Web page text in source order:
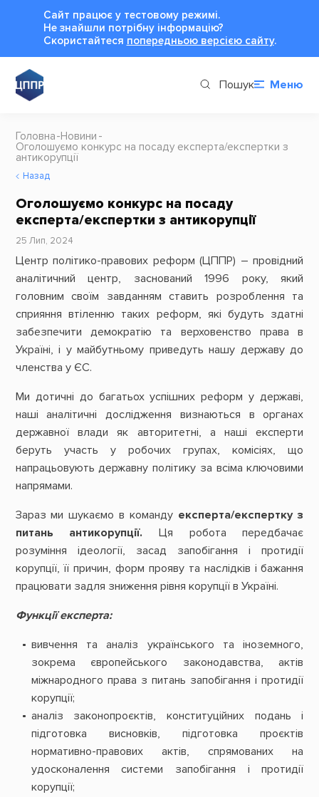
Сайт працює у тестовому режимі.
Не знайшли потрібну інформацію?
Cкористайтеся попередньою версією сайту.
Пошук Меню
Головна Новини
Оголошуємо конкурс на посаду експерта/експертки з
антикорупції
Назад
Оголошуємо конкурс на посаду
експерта/експертки з антикорупції
25 Лип, 2024
Центр політико-правових реформ (ЦППР) – провідний
аналітичний центр, заснований 1996 року, який
головним своїм завданням ставить розроблення та
сприяння втіленню таких реформ, які будуть здатні
забезпечити демократію та верховенство права в
Україні, і у майбутньому приведуть нашу державу до
членства у ЄС.
Ми дотичні до багатьох успішних реформ у державі,
наші аналітичні дослідження визнаються в органах
державної влади як авторитетні, а наші експерти
беруть участь у робочих групах, комісіях, що
напрацьовують державну політику за всіма ключовими
напрямами.
Зараз ми шукаємо в команду експерта/експертку з
питань антикорупції. Ця робота передбачає
розуміння ідеології, засад запобігання і протидії
корупції, її причин, форм прояву та наслідків і бажання
працювати задля зниження рівня корупції в Україні.
Функції експерта:
вивчення та аналіз українського та іноземного,
зокрема європейського законодавства, актів
міжнародного права з питань запобігання і протидії
корупції;
аналіз законопроєктів, конституційних подань і
підготовка висновків, підготовка проєктів
нормативно-правових актів, спрямованих на
удосконалення системи запобігання і протидії
корупції;